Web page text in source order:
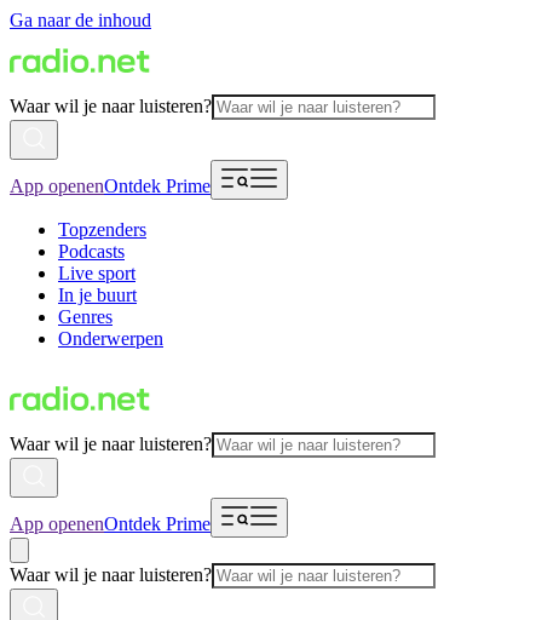
Ga naar de inhoud
Waar wil je naar luisteren?
App openenOntdek Prime
Topzenders
Podcasts
Live sport
In je buurt
Genres
Onderwerpen
Waar wil je naar luisteren?
App openenOntdek Prime
Waar wil je naar luisteren?